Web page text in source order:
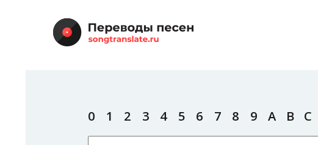
0 1 2 3 4 5 6 7 8 9 A B C